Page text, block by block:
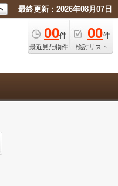
最終更新：2026年08月07日
00件
最近見た物件
00件
検討リスト